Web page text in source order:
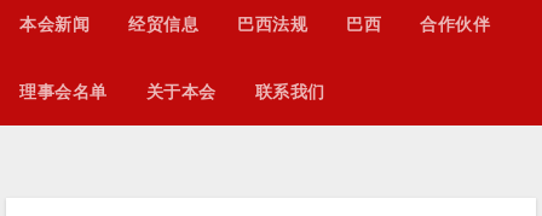
本会新闻 经贸信息 巴西法规 巴西 合作伙伴
理事会名单 关于本会 联系我们